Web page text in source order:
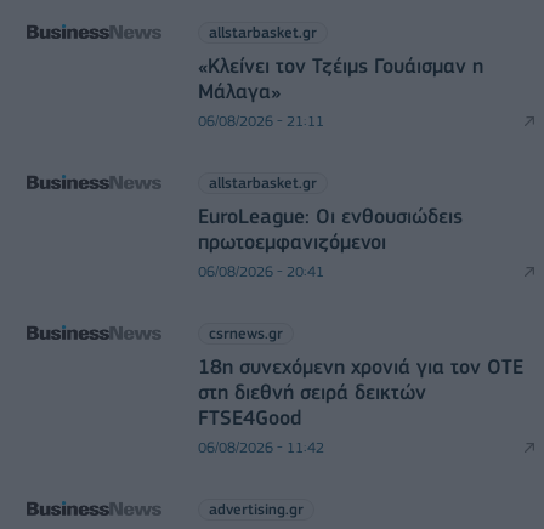
allstarbasket.gr
«Κλείνει τον Τζέιμς Γουάισμαν η
Μάλαγα»
06/08/2026 - 21:11
allstarbasket.gr
EuroLeague: Οι ενθουσιώδεις
πρωτοεμφανιζόμενοι
06/08/2026 - 20:41
csrnews.gr
18η συνεχόμενη χρονιά για τον ΟΤΕ
στη διεθνή σειρά δεικτών
FTSE4Good
06/08/2026 - 11:42
advertising.gr